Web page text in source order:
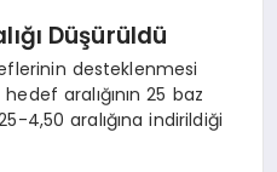
Düşürüldü
desteklenmesi
aralığının 25 baz
4,50 aralığına indirildiği